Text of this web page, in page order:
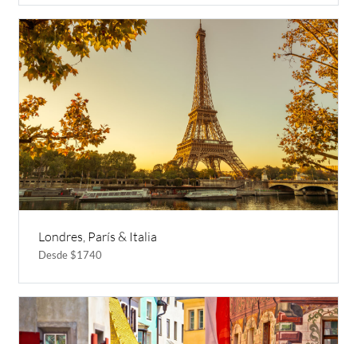
Londres, París & Italia
Desde $1740